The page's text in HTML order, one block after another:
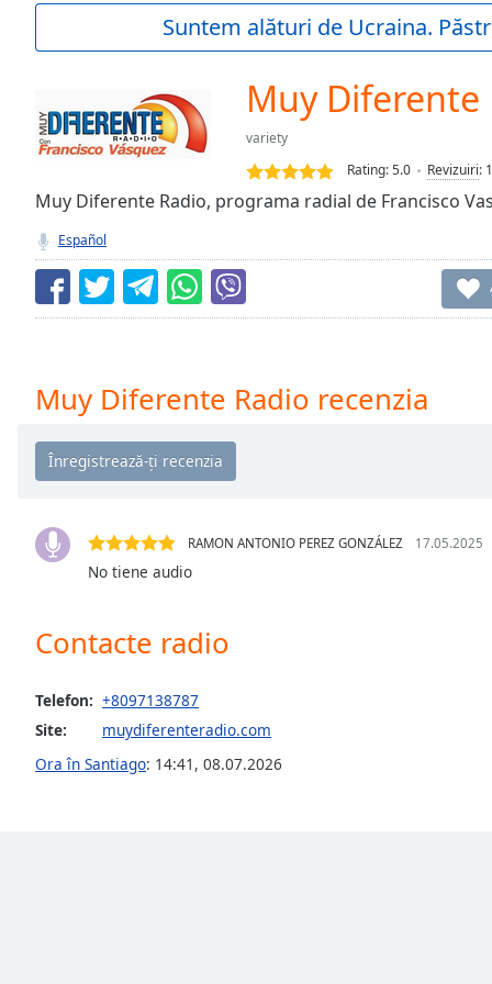
Current
0.00%
TypeLIVE
live,
currently
behind
LIVE
Remaining
Playback
Rate
Chapters
off,
subtitles
Suntem alături de Ucraina.
Muy Diferente
variety
Rating:5.0 Revizuiri: 1
Muy Diferente Radio, programa radial de Francisco
Español
Muy Diferente Radio recenzia
RAMON ANTONIO PEREZ GONZÁLEZ 17.05.2025
No tiene audio
Contacte radio
Telefon: +8097138787
Site:
muydiferenteradio.com
Ora în Santiago: 14:41 , 08.07.2026